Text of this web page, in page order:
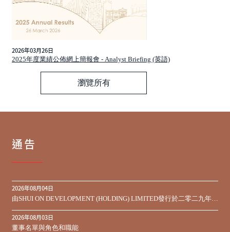
2026年03月26日
2025年度業績公佈網上簡報會 - Analyst Briefing (英語)
瀏覽所有
通告
2026年08月04日
由SHUI ON DEVELOPMENT (HOLDING) LIMITED發行於二零二九年到
期之450,000,000美元9.75%優先票據之同意徵求於屆滿期限前收到的
同意結果
2026年08月03日
董事名單與角色和職能